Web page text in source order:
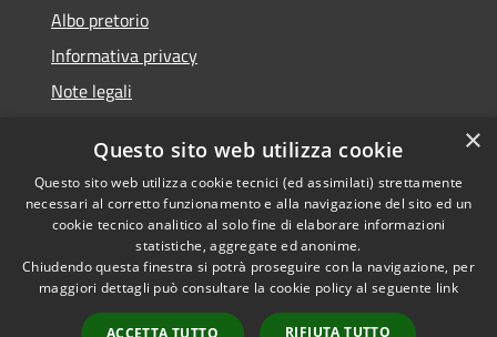
Albo pretorio
Informativa privacy
Note legali
Piano di miglioramento del sito
RSS
Accessibilità
Copyright © 2026 • Comune di
Rubiera • Powered by
Municipium• Accesso
×
Questo sito web utilizza cookie
Questo sito web utilizza cookie tecnici (ed assimilati) strettamente
necessari al corretto funzionamento e alla navigazione del sito ed un
cookie tecnico analitico al solo fine di elaborare informazioni
statistiche, aggregate ed anonime.
Chiudendo questa finestra si potrà proseguire con la navigazione, per
maggiori dettagli può consultare la cookie policy al seguente link
ACCETTA TUTTO RIFIUTA TUTTO